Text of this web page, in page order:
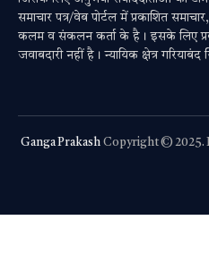
समाचार पत्र/वेब पोर्टल में प्रकाशित
कलम व संकलन कर्ता के है। इसके लिए
जवाबदारी नहीं है। न्यायिक क्षेत्र गरियाबंद
Ganga Prakash Copyright © 2025.